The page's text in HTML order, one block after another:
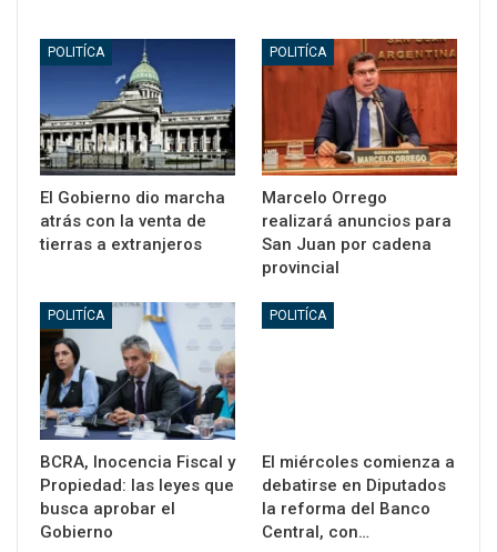
POLITÍCA
El Gobierno dio marcha
atrás con la venta de
tierras a extranjeros
POLITÍCA
Marcelo Orrego
realizará anuncios para
San Juan por cadena
provincial
POLITÍCA
BCRA, Inocencia Fiscal y
Propiedad: las leyes que
busca aprobar el
Gobierno
POLITÍCA
El miércoles comienza a
debatirse en Diputados
la reforma del Banco
Central, con…